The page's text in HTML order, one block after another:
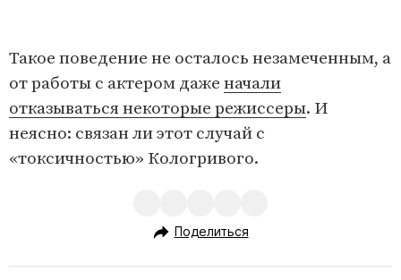
Такое поведение не осталось незамеченным, а
от работы с актером даже начали
отказываться некоторые режиссеры. И
неясно: связан ли этот случай с
«токсичностью» Кологривого.
Поделиться